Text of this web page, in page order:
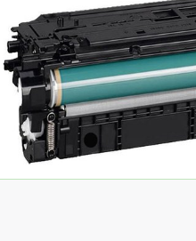
Toner zamiennik DT508BH Black